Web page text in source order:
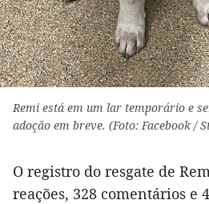
Remi está em um lar temporário e
adoção em breve. (Foto: Facebook /
O registro do resgate de
reações, 328 comentários e